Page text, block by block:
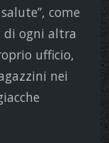
come
di ogni altra
ufficio,
nei